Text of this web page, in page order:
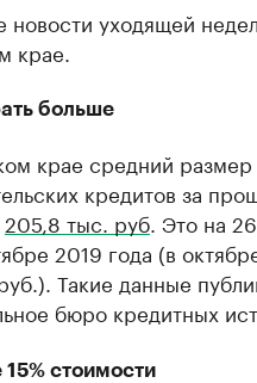
новости уходящей
крае.
больше
крае средний
кредитов за
205,8 тыс. руб. Это на
2019 года (в
Такие данные
бюро кредитных
15% стоимости